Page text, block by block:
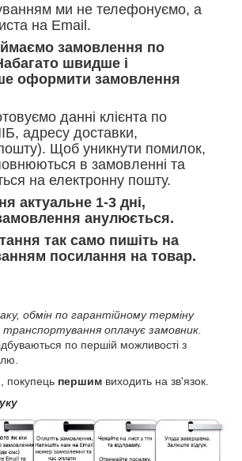
ми не телефонуємо, а
на Email.
замовлення по
швидше і
оформити замовлення
данні клієнта по
адресу доставки,
Щоб уникнути помилок,
в замовленні та
на електронну пошту.
актуальне 1-3 дні,
анулюється.
так само пишіть на
посилання на товар.
обмін по гарантійному терміну
оплачує замовник.
по першій можливості з
покупець першим виходить на зв'язок.